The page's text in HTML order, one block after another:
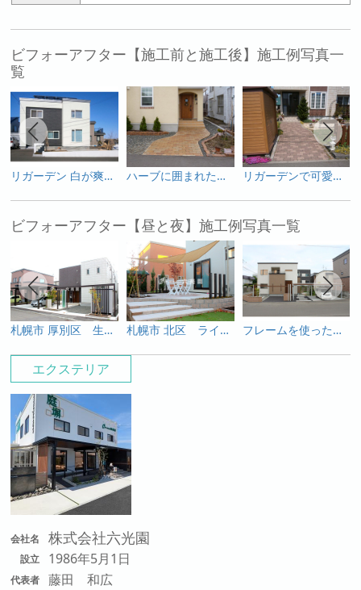
エクステリア
会社名 株式会社六光園
設立 1986年5月1日
代表者 藤田 和広
ビフォーアフター【施工前と施工後】施工例写真一
覧
リガーデン 白が爽やかなシェードガーデン ハーブに囲まれたナチュラルなお庭 リガーデンで可愛い門周りに・・・
ビフォーアフター【昼と夜】施工例写真一覧
札幌市 厚別区 生活導線・除雪を意識したエクステリア 札幌市 北区 ライティングで夜も癒される『てらすガーデン』 フレームを使った幻想的なライティング